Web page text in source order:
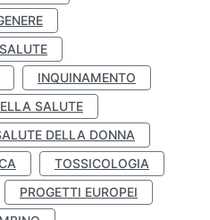
INQUINAMENTO
SALUTE
DELLA DONNA
TOSSICOLOGIA
PROGETTI EUROPEI